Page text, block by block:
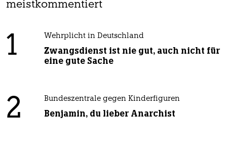
meistkommentiert
1 Wehrplicht in Deutschland
Zwangsdienst ist nie gut, auch nicht für
eine gute Sache
2 Bundeszentrale gegen Kinderfiguren
Benjamin, du lieber Anarchist